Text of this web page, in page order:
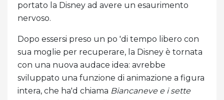
portato la Disney ad avere un esaurimento
nervoso.
Dopo essersi preso un po 'di tempo libero con
sua moglie per recuperare, la Disney è tornata
con una nuova audace idea: avrebbe
sviluppato una funzione di animazione a figura
intera, che ha'd chiama Biancaneve e i sette